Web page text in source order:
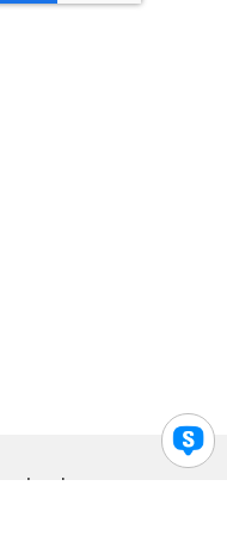
Legal